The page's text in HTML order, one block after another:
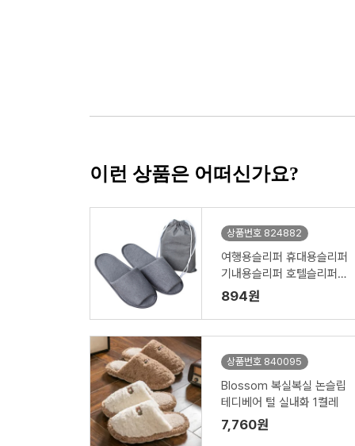
이런 상품은 어떠신가요?
상품번호 824882
여행용슬리퍼 휴대용슬리퍼
기내용슬리퍼 호텔슬리퍼
일회용슬리퍼
894원
상품번호 840095
Blossom 복실복실 논슬립
테디베어 털 실내화 1켤레
7,760원